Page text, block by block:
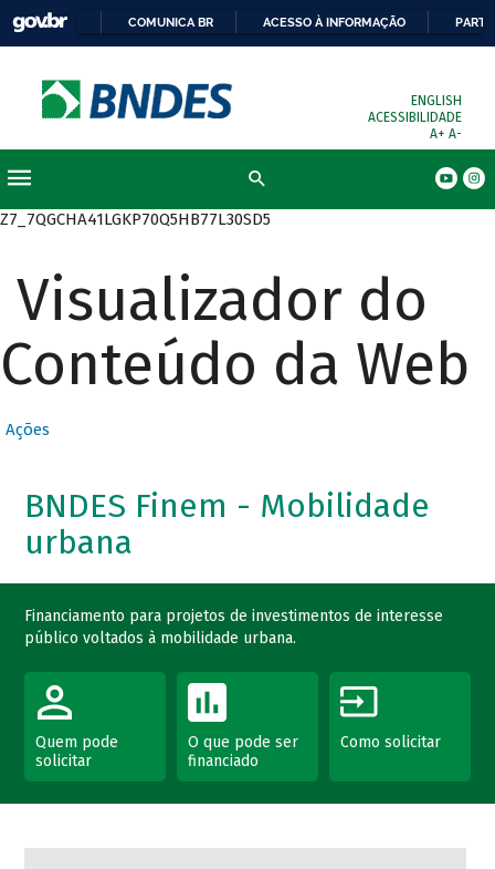
COMUNICA BR ACESSO À INFORMAÇÃO
ENGLISH
ACESSIBILIDADE
A+ A-
Z7_7QGCHA41LGKP70Q5HB77L30SD5
Visualizador do
Conteúdo da Web
Ações
BNDES Finem - Mobilidade
urbana
Financiamento para projetos de investimentos de interesse
público voltados à mobilidade urbana.
Quem pode
solicitar
O que pode ser
financiado
Como solicitar